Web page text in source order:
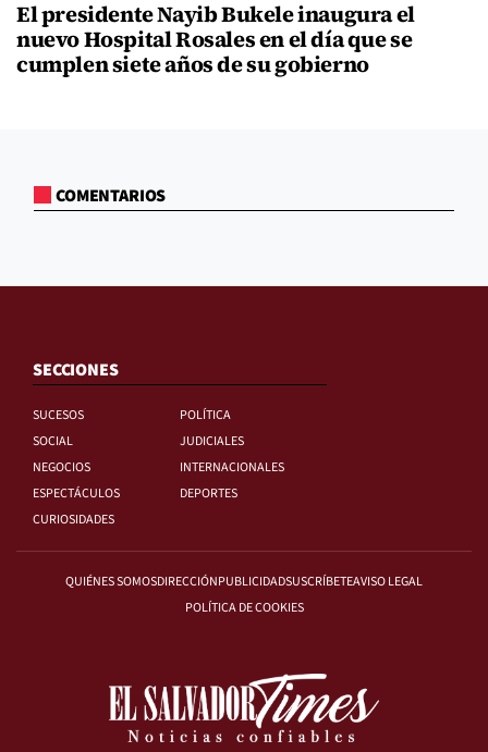
El presidente Nayib Bukele inaugura el
nuevo Hospital Rosales en el día que se
cumplen siete años de su gobierno
COMENTARIOS
SECCIONES
SUCESOS
POLÍTICA
SOCIAL
JUDICIALES
NEGOCIOS
INTERNACIONALES
ESPECTÁCULOS
DEPORTES
CURIOSIDADES
QUIÉNES SOMOSDIRECCIÓNPUBLICIDADSUSCRÍBETEAVISO LEGAL
POLÍTICA DE COOKIES